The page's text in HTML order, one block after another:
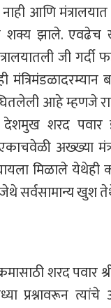
आणि मंत्रालयात
शक्य झाले. एवढेच
जी गर्दी
मंत्रिमंडळादरम्यान
आहे म्हणजे
देशमुख शरद पवार
अख्ख्या
मिळाले येथेही
सर्वसामान्यखुश
शरद पवार
प्रश्नावरून